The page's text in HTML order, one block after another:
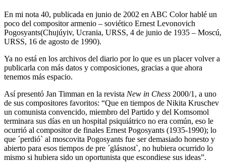
En mi nota 40, publicada en junio de 2002 en ABC Color hablé un
poco del compositor armenio – soviético Ernest Levonovich
Pogosyants(Chujúyiv, Ucrania, URSS, 4 de junio de 1935 – Moscú,
URSS, 16 de agosto de 1990).
Ya no está en los archivos del diario por lo que es un placer volver a
publicarla con más datos y composiciones, gracias a que ahora
tenemos más espacio.
Así presentó Jan Timman en la revista New in Chess 2000/1, a uno
de sus compositores favoritos: “Que en tiempos de Nikita Kruschev
un comunista convencido, miembro del Partido y del Komsomol
terminara sus días en un hospital psiquiátrico no era común, eso le
ocurrió al compositor de finales Ernest Pogosyants (1935-1990); lo
que ´perdió` al moscovita Pogosyants fue ser demasiado honesto y
abierto para esos tiempos de pre ´glásnost`, no hubiera ocurrido lo
mismo si hubiera sido un oportunista que escondiese sus ideas”.